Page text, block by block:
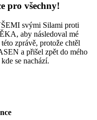
pro všechny!
svými Silami proti
aby následoval mé
zprávě, protože chtěl
a přišel zpět do mého
se nachází.